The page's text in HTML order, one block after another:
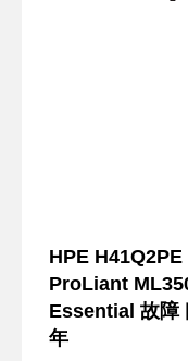
HPE
ProLiant
Essential 故障
年